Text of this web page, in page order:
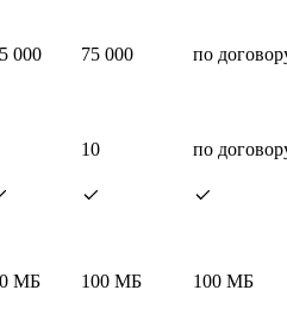
000 75 000 по
10
по
МБ 100 МБ
100 МБ